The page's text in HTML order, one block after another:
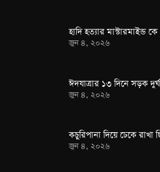
হাদি হত্যার মাস্টারমাইন্ড কে
জুন ৪, ২০২৬
ঈদযাত্রার ১৩ দিনে সড়ক
জুন ৪, ২০২৬
কচুরিপানা দিয়ে ঢেকে
জুন ৪, ২০২৬